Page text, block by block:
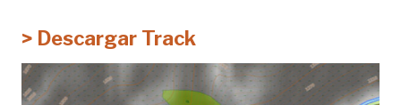
> Descargar Track